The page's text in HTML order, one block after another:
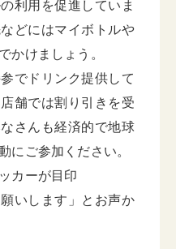
利用を促進していま
どにはマイボトルや
かけましょう。
でドリンク提供して
舗では割り引きを受
さんも経済的で地球
にご参加ください。
カーが目印
いします」とお声か